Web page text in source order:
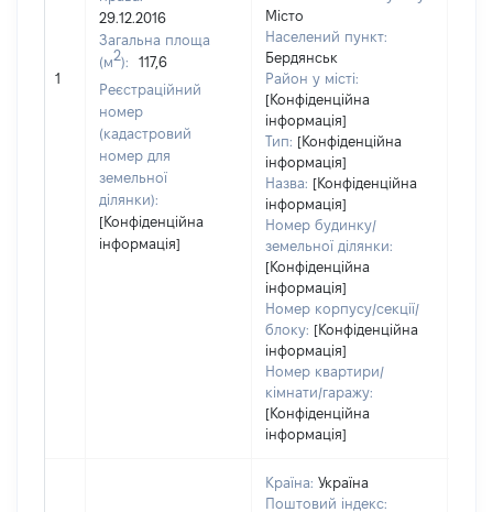
1
29.12.2016
Загальна площа
(м2):
117,6
Реєстраційний
номер
(кадастровий
номер для
земельної
ділянки):
[Конфіденційна
інформація]
Місто
Населений пункт:
Бердянськ
Район у місті:
[Конфіденційна
інформація]
Тип: [Конфіденційна
інформація]
Назва: [Конфіденційна
інформація]
Номер будинку/
земельної ділянки:
[Конфіденційна
інформація]
Номер корпусу/секції/
блоку: [Конфіденційна
інформація]
Номер квартири/
кімнати/гаражу:
[Конфіденційна
інформація]
Країна: Україна
Поштовий індекс: